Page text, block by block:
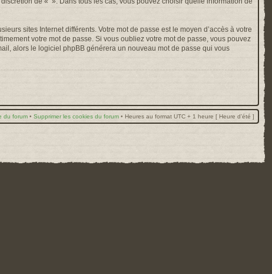
sites Internet différents. Votre mot de passe est le moyen d’accès à votre
votre mot de passe. Si vous oubliez votre mot de passe, vous pouvez
alors le logiciel phpBB générera un nouveau mot de passe qui vous
du forum • Supprimer les cookies du forum • Heures au format UTC + 1 heure [ Heure d’été ]